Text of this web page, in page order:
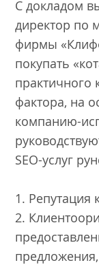
С докладом
директор по
фирмы
покупать
практичного
фактора, на
компанию-
SEO-услуг
1. Репутация
2.